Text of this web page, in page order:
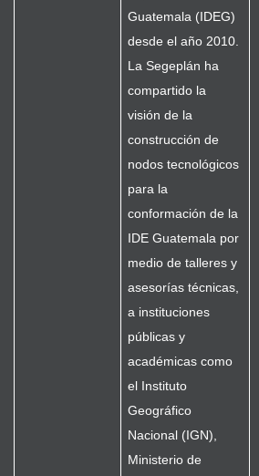
Guatemala (IDEG)
desde el año 2010.
La Segeplán ha
compartido la
visión de la
construcción de
nodos tecnológicos
para la
conformación de la
IDE Guatemala por
medio de talleres y
asesorías técnicas,
a instituciones
públicas y
académicas como
el Instituto
Geográfico
Nacional (IGN),
Ministerio de